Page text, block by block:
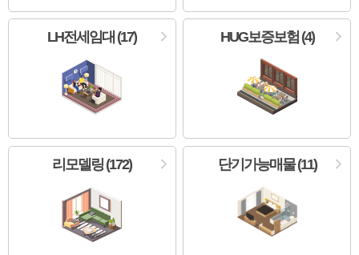
LH전세임대 (17) HUG보증보험 (4)
리모델링 (172) 단기가능매물 (11)